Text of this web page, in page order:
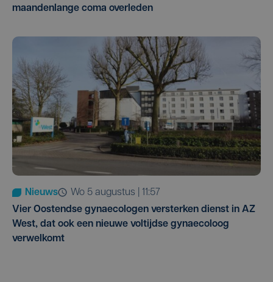
maandenlange coma overleden
Nieuws
wo 5 augustus | 11:57
Vier Oostendse gynaecologen versterken dienst in AZ
West, dat ook een nieuwe voltijdse gynaecoloog
verwelkomt